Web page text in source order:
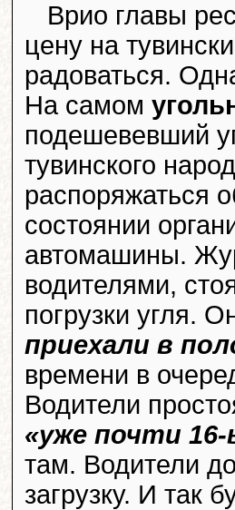
Врио главы
цену на
радоваться.
На самом
подешевевший
тувинского
распоряжаться
состоянии
автомашины.
водителями,
погрузки угля.
приехали в
времени в
Водители
«уже почти
там. Водители
загрузку. И так